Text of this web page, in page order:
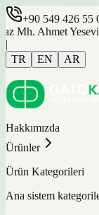
+90 549 426 55
Mh. Ahmet
|
TR
EN AR
Hakkımızda
Ürünler
Ürün Kategorileri
Ana sistem